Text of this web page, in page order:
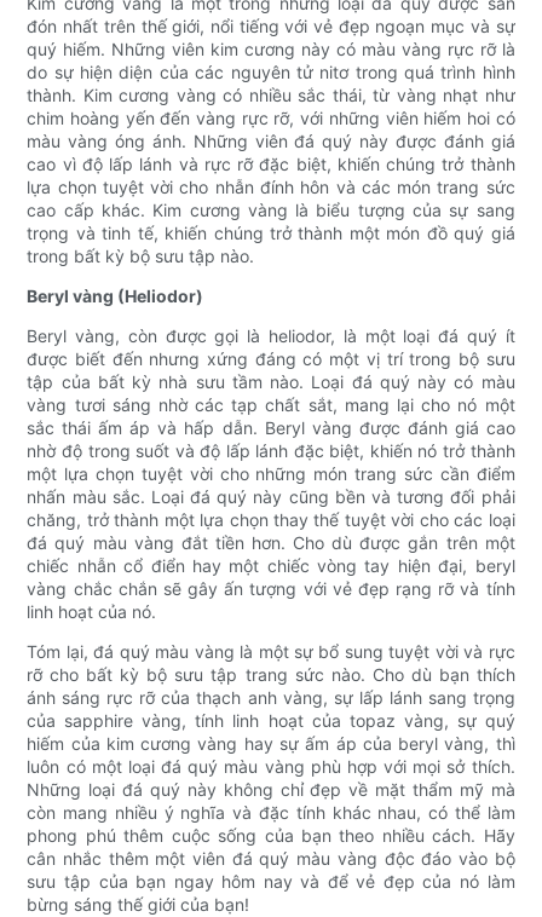
đón nhất trên thế giới, nổi tiếng với vẻ đẹp ngoạn mục và sự
quý hiếm. Những viên kim cương này có màu vàng rực rỡ là
do sự hiện diện của các nguyên tử nitơ trong quá trình hình
thành. Kim cương vàng có nhiều sắc thái, từ vàng nhạt như
chim hoàng yến đến vàng rực rỡ, với những viên hiếm hoi có
màu vàng óng ánh. Những viên đá quý này được đánh giá
cao vì độ lấp lánh và rực rỡ đặc biệt, khiến chúng trở thành
lựa chọn tuyệt vời cho nhẫn đính hôn và các món trang sức
cao cấp khác. Kim cương vàng là biểu tượng của sự sang
trọng và tinh tế, khiến chúng trở thành một món đồ quý giá
trong bất kỳ bộ sưu tập nào.
Beryl vàng (Heliodor)
Beryl vàng, còn được gọi là heliodor, là một loại đá quý ít
được biết đến nhưng xứng đáng có một vị trí trong bộ sưu
tập của bất kỳ nhà sưu tầm nào. Loại đá quý này có màu
vàng tươi sáng nhờ các tạp chất sắt, mang lại cho nó một
sắc thái ấm áp và hấp dẫn. Beryl vàng được đánh giá cao
nhờ độ trong suốt và độ lấp lánh đặc biệt, khiến nó trở thành
một lựa chọn tuyệt vời cho những món trang sức cần điểm
nhấn màu sắc. Loại đá quý này cũng bền và tương đối phải
chăng, trở thành một lựa chọn thay thế tuyệt vời cho các loại
đá quý màu vàng đắt tiền hơn. Cho dù được gắn trên một
chiếc nhẫn cổ điển hay một chiếc vòng tay hiện đại, beryl
vàng chắc chắn sẽ gây ấn tượng với vẻ đẹp rạng rỡ và tính
linh hoạt của nó.
Tóm lại, đá quý màu vàng là một sự bổ sung tuyệt vời và rực
rỡ cho bất kỳ bộ sưu tập trang sức nào. Cho dù bạn thích
ánh sáng rực rỡ của thạch anh vàng, sự lấp lánh sang trọng
của sapphire vàng, tính linh hoạt của topaz vàng, sự quý
hiếm của kim cương vàng hay sự ấm áp của beryl vàng, thì
luôn có một loại đá quý màu vàng phù hợp với mọi sở thích.
Những loại đá quý này không chỉ đẹp về mặt thẩm mỹ mà
còn mang nhiều ý nghĩa và đặc tính khác nhau, có thể làm
phong phú thêm cuộc sống của bạn theo nhiều cách. Hãy
cân nhắc thêm một viên đá quý màu vàng độc đáo vào bộ
sưu tập của bạn ngay hôm nay và để vẻ đẹp của nó làm
bừng sáng thế giới của bạn!